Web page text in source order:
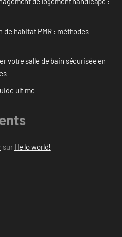
de habitat PMR : méthodes
votre salle de bain sécurisée en
ultime
sur Hello world!